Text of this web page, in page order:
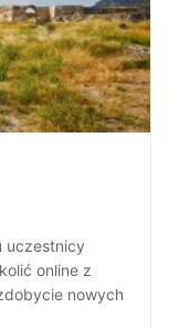
uczestnicy
online z
nowych